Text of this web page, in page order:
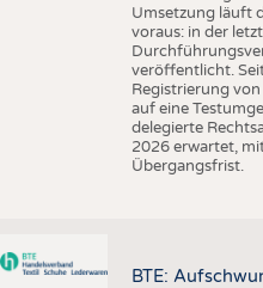
Umsetzung läuft
voraus: in der
veröffentlicht.
Registrierung
auf eine
delegierte
2026 erwartet,
Übergangsfrist.
BTE: